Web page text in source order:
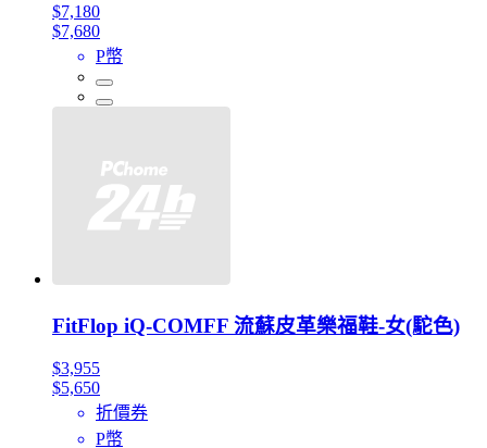
$7,180
$7,680
P幣
FitFlop iQ-COMFF 流蘇皮革樂福鞋-女(駝色)
$3,955
$5,650
折價券
P幣